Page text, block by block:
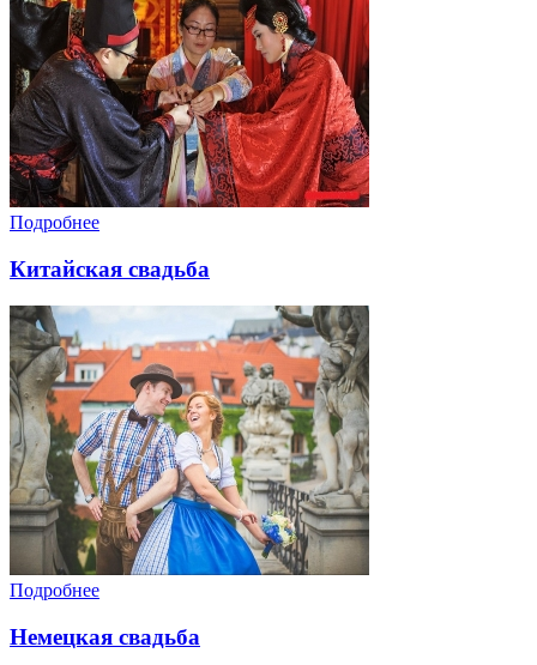
Подробнее
Китайская свадьба
Подробнее
Немецкая свадьба